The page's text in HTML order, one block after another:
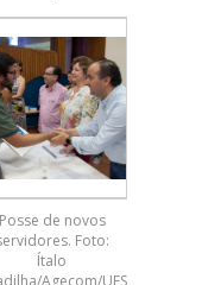
Posse de novos
Foto:
Ítalo
Agecom/UFSC.